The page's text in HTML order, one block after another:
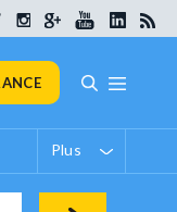
Plus